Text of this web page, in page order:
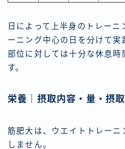
日によって上半身のトレー
ーニング中心の日を分けて実
部位に対しては十分な休息時
す。
栄養｜摂取内容・量・摂
筋肥大は、ウエイトトレーニ
しません。